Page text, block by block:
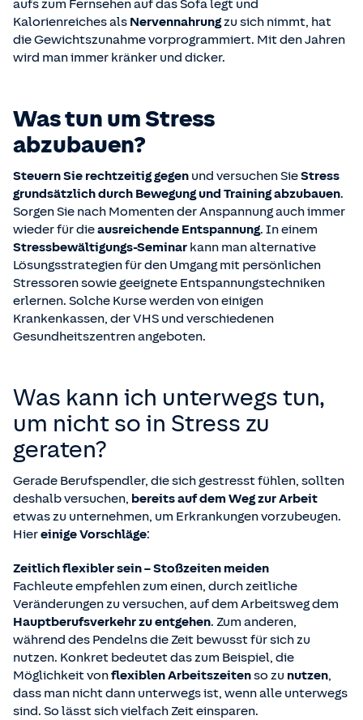
aufs zum Fernsehen auf das Sofa legt und
Kalorienreiches als Nervennahrungzu sich nimmt, hat
die Gewichtszunahme vorprogrammiert. Mit den Jahren
wird man immer kränker und dicker.
Was tun um Stress
abzubauen?
Steuern Sie rechtzeitig gegen und versuchen SieStress
grundsätzlich durch Bewegung und Training abzubauen.
Sorgen Sie nach Momenten der Anspannung auch immer
wieder für dieausreichende Entspannung. In einem
Stressbewältigungs-Seminar kann man alternative
Lösungsstrategien für den Umgang mit persönlichen
Stressoren sowie geeignete Entspannungstechniken
erlernen. Solche Kurse werden von einigen
Krankenkassen, der VHS und verschiedenen
Gesundheitszentren angeboten.
Was kann ich unterwegs tun,
um nicht so in Stress zu
geraten?
Gerade Berufspendler, die sich gestresst fühlen, sollten
deshalb versuchen, bereits auf dem Weg zur Arbeit
etwas zu unternehmen, um Erkrankungen vorzubeugen.
Hiereinige Vorschläge:
Zeitlich flexibler sein – Stoßzeiten meiden
Fachleute empfehlen zum einen, durch zeitliche
Veränderungen zu versuchen, auf dem Arbeitsweg dem
Hauptberufsverkehr zu entgehen. Zum anderen,
während des Pendelns die Zeit bewusst für sich zu
nutzen. Konkret bedeutet das zum Beispiel, die
Möglichkeit vonflexiblen Arbeitszeitenso zu nutzen,
dass man nicht dann unterwegs ist, wenn alle unterwegs
sind. So lässt sich vielfach Zeit einsparen.